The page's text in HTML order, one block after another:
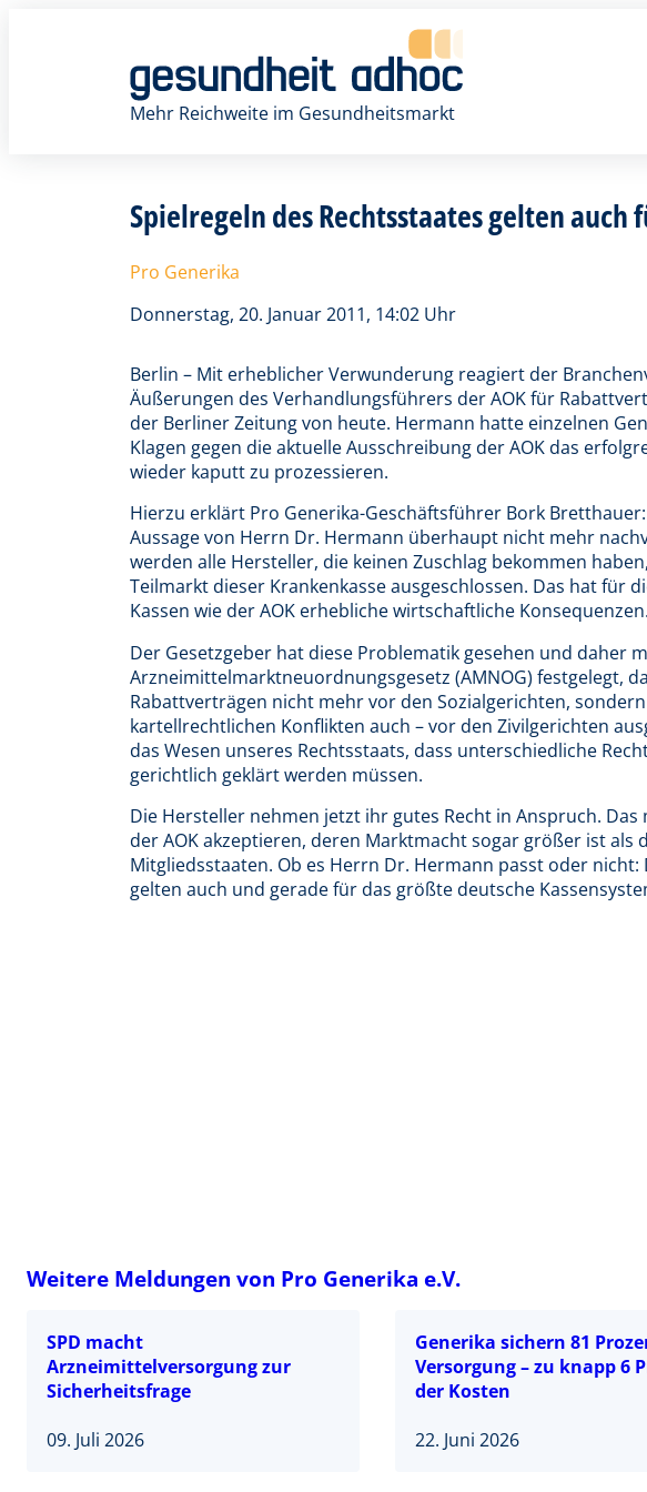
Mehr Reichweite im Gesundheitsmarkt
Spielregeln des Rechtsstaates gelten auch
Pro Generika
Donnerstag, 20. Januar 2011, 14:02 Uhr
Berlin – Mit erheblicher Verwunderung reagiert der
Äußerungen des Verhandlungsführers der AOK für
der Berliner Zeitung von heute. Hermann hatte einzelnen
Klagen gegen die aktuelle Ausschreibung der AOK das
wieder kaputt zu prozessieren.
Hierzu erklärt Pro Generika-Geschäftsführer Bork Bretthauer:
Aussage von Herrn Dr. Hermann überhaupt nicht mehr
werden alle Hersteller, die keinen Zuschlag bekommen
Teilmarkt dieser Krankenkasse ausgeschlossen. Das hat für
Kassen wie der AOK erhebliche wirtschaftliche Konsequenzen.
Der Gesetzgeber hat diese Problematik gesehen und daher
Arzneimittelmarktneuordnungsgesetz (AMNOG) festgelegt,
Rabattverträgen nicht mehr vor den Sozialgerichten,
kartellrechtlichen Konflikten auch – vor den Zivilgerichten
das Wesen unseres Rechtsstaats, dass unterschiedliche
gerichtlich geklärt werden müssen.
Die Hersteller nehmen jetzt ihr gutes Recht in Anspruch.
der AOK akzeptieren, deren Marktmacht sogar größer ist als
Mitgliedsstaaten. Ob es Herrn Dr. Hermann passt oder nicht:
gelten auch und gerade für das größte deutsche
Weitere Meldungen von Pro Generika e.V.
SPD macht
Arzneimittelversorgung zur
Sicherheitsfrage
09. Juli 2026
Generika sichern 81
Versorgung – zu knapp 6
der Kosten
22. Juni 2026